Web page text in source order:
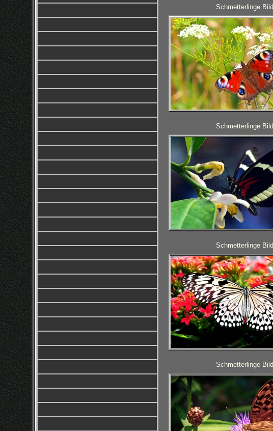
Schmetterlinge
Schmetterlinge
Schmetterlinge
Schmetterlinge